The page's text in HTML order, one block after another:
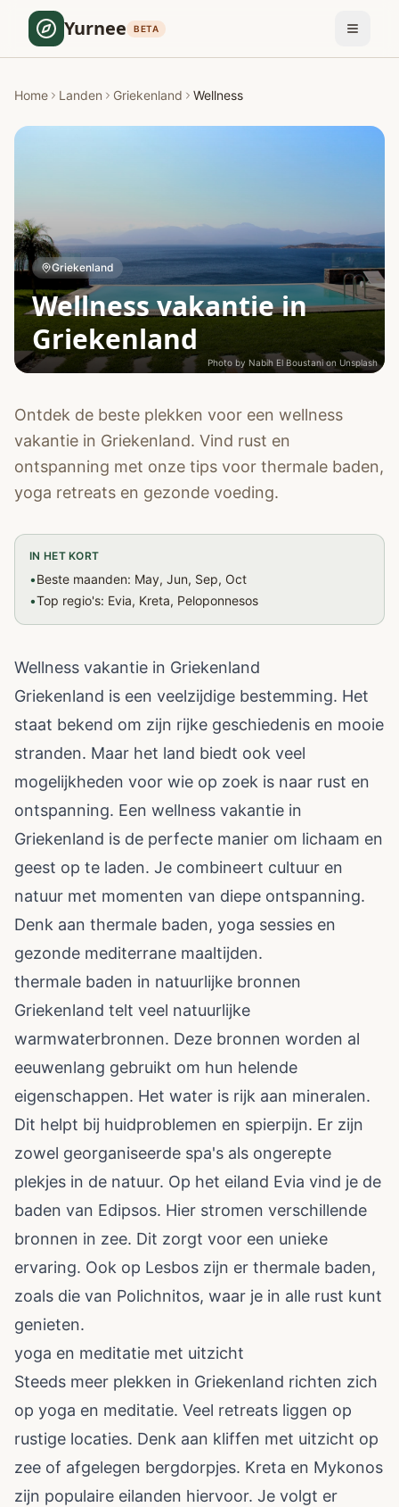
Yurnee BETA
Home Landen Griekenland Wellness
Griekenland
Wellness vakantie in
Griekenland
Photo by Nabih El Boustanion Unsplash
Ontdek de beste plekken voor een wellness
vakantie in Griekenland. Vind rust en
ontspanning met onze tips voor thermale baden,
yoga retreats en gezonde voeding.
IN HET KORT
•Beste maanden: May, Jun, Sep, Oct
•Top regio's: Evia, Kreta, Peloponnesos
Wellness vakantie in Griekenland
Griekenland is een veelzijdige bestemming. Het
staat bekend om zijn rijke geschiedenis en mooie
stranden. Maar het land biedt ook veel
mogelijkheden voor wie op zoek is naar rust en
ontspanning. Een wellness vakantie in
Griekenland is de perfecte manier om lichaam en
geest op te laden. Je combineert cultuur en
natuur met momenten van diepe ontspanning.
Denk aan thermale baden, yoga sessies en
gezonde mediterrane maaltijden.
thermale baden in natuurlijke bronnen
Griekenland telt veel natuurlijke
warmwaterbronnen. Deze bronnen worden al
eeuwenlang gebruikt om hun helende
eigenschappen. Het water is rijk aan mineralen.
Dit helpt bij huidproblemen en spierpijn. Er zijn
zowel georganiseerde spa's als ongerepte
plekjes in de natuur. Op het eiland Evia vind je de
baden van Edipsos. Hier stromen verschillende
bronnen in zee. Dit zorgt voor een unieke
ervaring. Ook op Lesbos zijn er thermale baden,
zoals die van Polichnitos, waar je in alle rust kunt
genieten.
yoga en meditatie met uitzicht
Steeds meer plekken in Griekenland richten zich
op yoga en meditatie. Veel retreats liggen op
rustige locaties. Denk aan kliffen met uitzicht op
zee of afgelegen bergdorpjes. Kreta en Mykonos
zijn populaire eilanden hiervoor. Je volgt er